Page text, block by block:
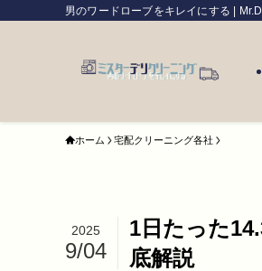
男のワードローブをキレイにする |
ホーム 宅配クリーニング各社
1日たった
底解説
2025
9/04